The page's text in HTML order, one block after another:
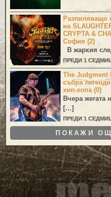
Разпиляващо
на
CRYPTA &
София (2)
В жаркия
ПРЕДИ 1
The Judgment
събра
хип-хопа (0)
Вчера жегата
[…]
ПРЕДИ 1
ПОКАЖИ